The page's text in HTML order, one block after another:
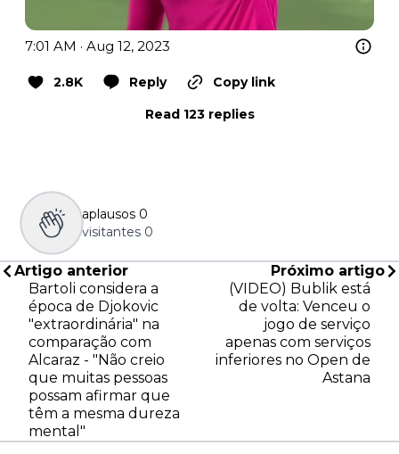
7:01 AM · Aug 12, 2023
2.8K Reply
Copy link
Read 123 replies
aplausos 0
visitantes 0
Artigo anterior
Bartoli considera a
época de Djokovic
"extraordinária" na
comparação com
Alcaraz - "Não creio
que muitas pessoas
possam afirmar que
têm a mesma dureza
mental"
Próximo artigo
(VIDEO) Bublik está
de volta: Venceu o
jogo de serviço
apenas com serviços
inferiores no Open de
Astana